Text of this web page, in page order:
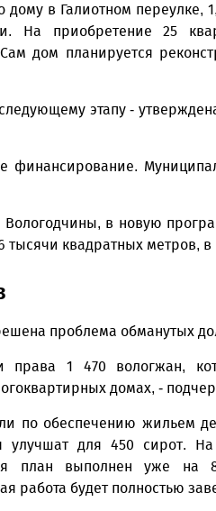
в Галиотном переулке,
На приобретение 25
дом планируется
этапу -
финансирование.
Вологодчины, в новую
квадратных метров,
проблема обманутых
1 470 вологжан,
домах, -
по обеспечению жильем
улучшат для 450 сирот.
план выполнен уже на
работа будет полностью